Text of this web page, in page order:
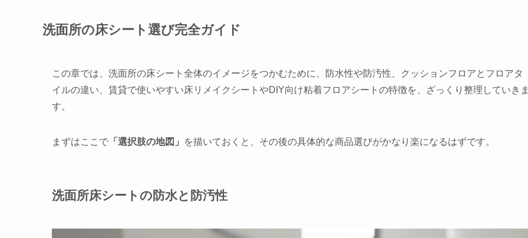
洗面所の床シート選び完全ガイド
この章では、洗面所の床シート全体のイメージをつかむために、防水性や防汚性、クッションフロアとフロアタ
イルの違い、賃貸で使いやすい床リメイクシートやDIY向け粘着フロアシートの特徴を、ざっくり整理していきま
す。
まずはここで 「選択肢の地図」 を描いておくと、その後の具体的な商品選びがかなり楽になるはずです。
洗面所床シートの防水と防汚性